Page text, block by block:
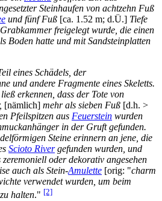
Steinhaufen von achtzehn Fuß
und fünf Fuß [ca. 1.52 m; d.Ü.] Tiefe
freigelegt wurde, die einen
Boden hatte und mit Sandsteinplatten
eines Schädels, der
und andere Fragmente eines Skeletts.
erkennen, dass der Tote von
[nämlich] mehr als sieben Fuß [d.h. >
Pfeilspitzen aus Feuerstein wurden
in der Gruft gefunden.
Steine erinnern an jene, die
Scioto Rivergefunden wurden, und
oder dekorativ angesehen
auch als Stein-Amulette [orig: "charm
verwendet wurden, um beim
halten." [2]